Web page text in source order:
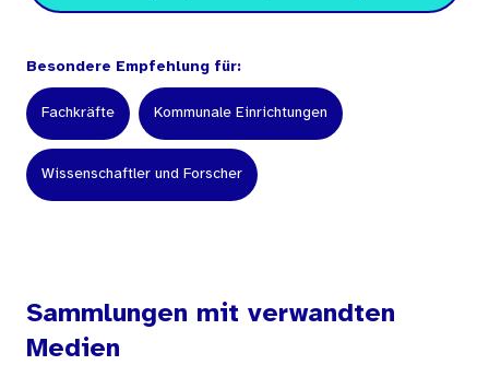
Besondere Empfehlung für:
Fachkräfte Kommunale Einrichtungen
Wissenschaftler und Forscher
Sammlungen mit verwandten
Medien